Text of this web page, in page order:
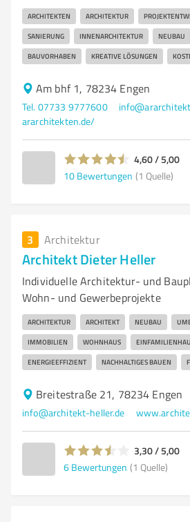
ARCHITEKTEN ARCHITEKTUR
SANIERUNG INNENARCHITEKTUR NEUBAU
BAUVORHABEN KREATIVE LÖSUNGEN
Am bhf 1, 78234 Engen
Tel. 07733 9777600
ararchitekten.de/
4,60 / 5,00
10 Bewertungen (1 Quelle)
3 Architektur
Architekt Dieter Heller
Individuelle Architektur- und
Wohn- und Gewerbeprojekte
ARCHITEKTUR ARCHITEKT NEUBAU
IMMOBILIEN WOHNHAUS
ENERGIEEFFIZIENT NACHHALTIGES BAUEN
Breitestraße 21, 78234 Engen
info@architekt-heller.de
3,30 / 5,00
6 Bewertungen (1 Quelle)